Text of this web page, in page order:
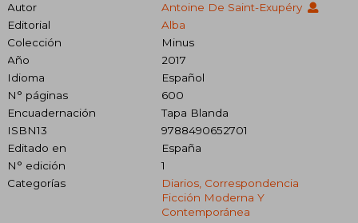
Autor
Antoine De Saint-Exupéry
Editorial
Alba
Colección
Minus
Año
2017
Idioma
Español
N° páginas
600
Encuadernación
Tapa Blanda
ISBN13
9788490652701
Editado en
España
N° edición
1
Categorías
Diarios, Correspondencia
Ficción Moderna Y
Contemporánea